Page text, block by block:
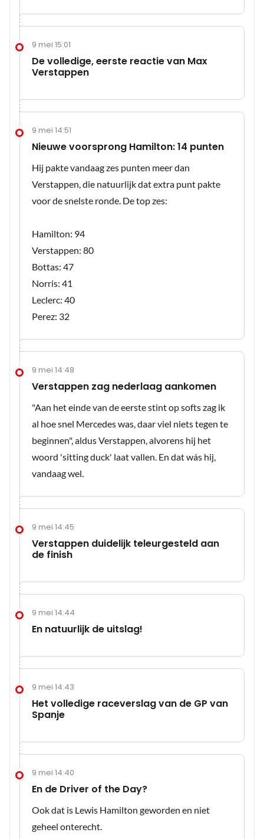
9 mei 15:01
De volledige, eerste reactie van Max
Verstappen
9 mei 14:51
Nieuwe voorsprong Hamilton: 14 punten
Hij pakte vandaag zes punten meer dan
Verstappen, die natuurlijk dat extra punt pakte
voor de snelste ronde. De top zes:
Hamilton: 94
Verstappen: 80
Bottas: 47
Norris: 41
Leclerc: 40
Perez: 32
9 mei 14:48
Verstappen zag nederlaag aankomen
"Aan het einde van de eerste stint op softs zag ik
al hoe snel Mercedes was, daar viel niets tegen te
beginnen", aldus Verstappen, alvorens hij het
woord 'sitting duck' laat vallen. En dat wás hij,
vandaag wel.
9 mei 14:45
Verstappen duidelijk teleurgesteld aan
de finish
9 mei 14:44
En natuurlijk de uitslag!
9 mei 14:43
Het volledige raceverslag van de GP van
Spanje
9 mei 14:40
En de Driver of the Day?
Ook dat is Lewis Hamilton geworden en niet
geheel onterecht.